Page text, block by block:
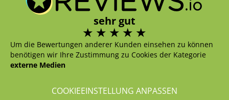
sehr gut
Um die Bewertungen anderer Kunden einsehen zu können
benötigen wir Ihre Zustimmung zu Cookies der Kategorie
externe Medien
COOKIEEINSTELLUNG ANPASSEN